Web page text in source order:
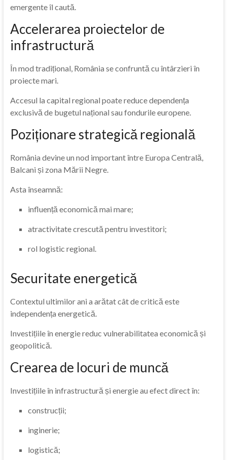
emergente îl caută.
Accelerarea proiectelor de
infrastructură
În mod tradițional, România se confruntă cu întârzieri în
proiecte mari.
Accesul la capital regional poate reduce dependența
exclusivă de bugetul național sau fondurile europene.
Poziționare strategică regională
România devine un nod important între Europa Centrală,
Balcani și zona Mării Negre.
Asta înseamnă:
influență economică mai mare;
atractivitate crescută pentru investitori;
rol logistic regional.
Securitate energetică
Contextul ultimilor ani a arătat cât de critică este
independența energetică.
Investițiile în energie reduc vulnerabilitatea economică și
geopolitică.
Crearea de locuri de muncă
Investițiile în infrastructură și energie au efect direct în:
construcții;
inginerie;
logistică;